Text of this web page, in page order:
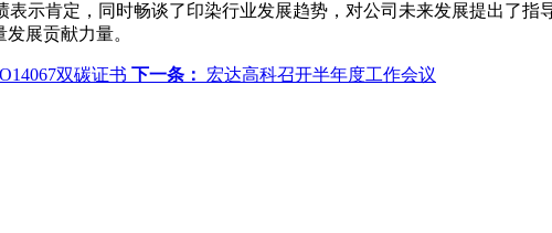
示肯定，同时畅谈了印染行业发展趋势，对公司未来发展提出了指
展贡献力量。
双碳证书 下一条：
宏达高科召开半年度工作会议